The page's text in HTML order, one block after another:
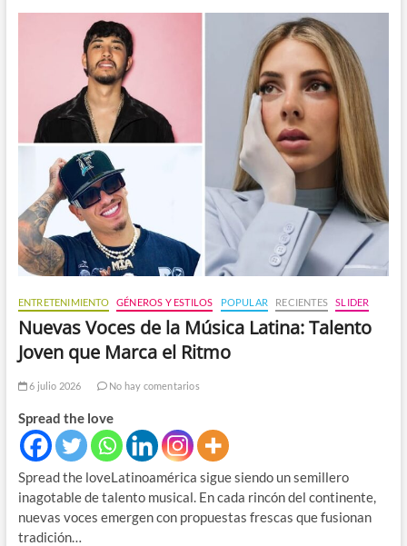
ENTRETENIMIENTO GÉNEROS Y ESTILOS POPULAR RECIENTES SLIDER
Nuevas Voces de la Música Latina: Talento
Joven que Marca el Ritmo
6 julio 2026 No hay comentarios
Spread the love
Spread the loveLatinoamérica sigue siendo un semillero
inagotable de talento musical. En cada rincón del continente,
nuevas voces emergen con propuestas frescas que fusionan
tradición…